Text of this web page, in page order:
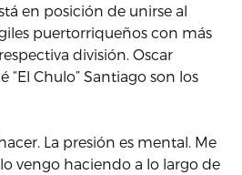
en posición de unirse al
puertorriqueños con más
división. Oscar
“El Chulo” Santiago son los
La presión es mental. Me
vengo haciendo a lo largo de